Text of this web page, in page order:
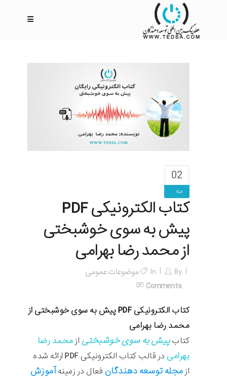
02
مه
کتاب الکترونیکی PDF
پیش به سوی خوشبختی
از محمد رضا بهرامی
By
In
موضوعات عمومی
Comments
کتاب الکترونیکی PDF پیش به سوی خوشبختی از
محمد رضا بهرامی
کتابپیش به سوی خوشبختی از محمد رضا
بهرامی در قالب کتاب الکترونیکی PDF ارائه شده
از مجلهتوسعه دهندگان فعال در زمینه آموزش